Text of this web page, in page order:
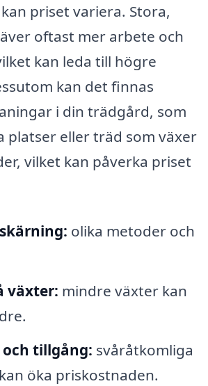
priset variera. Stora,
oftast mer arbete och
kan leda till högre
kan det finnas
i din trädgård, som
platser eller träd som växer
vilket kan påverka priset
olika metoder och
växter: mindre växter kan
tillgång: svåråtkomliga
öka priskostnaden.